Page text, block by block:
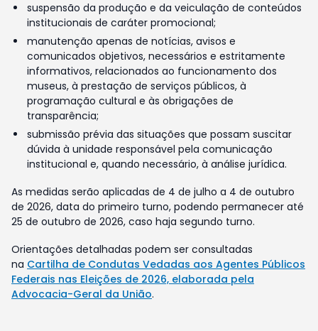
suspensão da produção e da veiculação de conteúdos
institucionais de caráter promocional;
manutenção apenas de notícias, avisos e
comunicados objetivos, necessários e estritamente
informativos, relacionados ao funcionamento dos
museus, à prestação de serviços públicos, à
programação cultural e às obrigações de
transparência;
submissão prévia das situações que possam suscitar
dúvida à unidade responsável pela comunicação
institucional e, quando necessário, à análise jurídica.
As medidas serão aplicadas de 4 de julho a 4 de outubro
de 2026, data do primeiro turno, podendo permanecer até
25 de outubro de 2026, caso haja segundo turno.
Orientações detalhadas podem ser consultadas
na Cartilha de Condutas Vedadas aos Agentes Públicos
Federais nas Eleições de 2026, elaborada pela
Advocacia-Geral da União.